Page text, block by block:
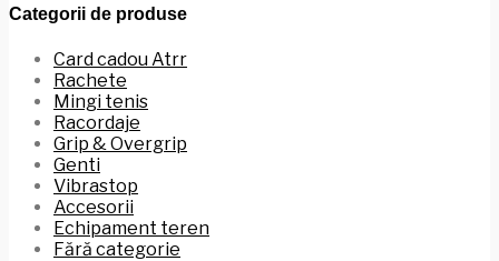
Categorii de produse
Card cadou Atrr
Rachete
Mingi tenis
Racordaje
Grip & Overgrip
Genti
Vibrastop
Accesorii
Echipament teren
Fără categorie